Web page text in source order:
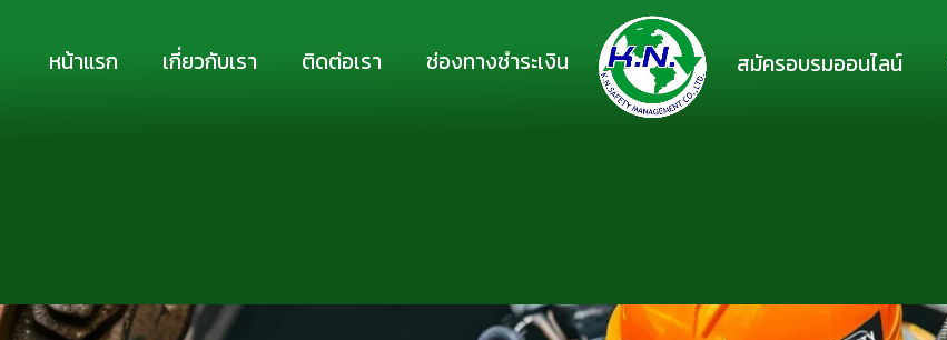
หน้าแรก เกี่ยวกับเรา ติดต่อเรา ช่องทางชำระเงิน สมัครอบรมออนไลน์